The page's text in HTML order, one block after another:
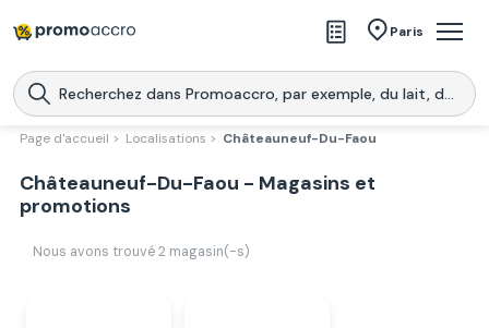
Paris
Magasins
Produits
Télécharge l’application
Promoaccro
Télécharger
Page d'accueil > Localisations > Châteauneuf-Du-Faou
Châteauneuf-Du-Faou - Magasins et
promotions
Nous avons trouvé 2 magasin(-s)